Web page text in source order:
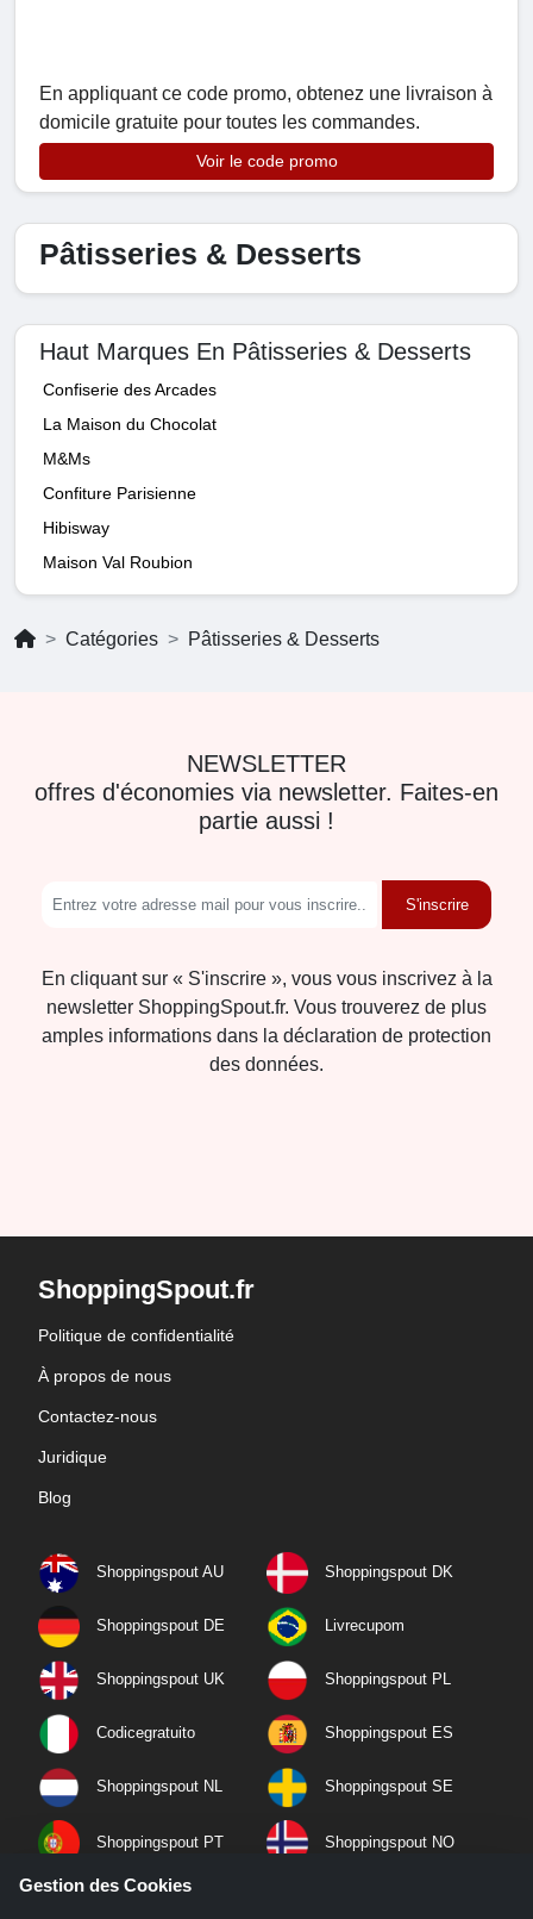
En appliquant ce code promo, obtenez une livraison à
domicile gratuite pour toutes les commandes.
Voir le code promo
Pâtisseries & Desserts
Haut Marques En Pâtisseries & Desserts
Confiserie des Arcades
La Maison du Chocolat
M&Ms
Confiture Parisienne
Hibisway
Maison Val Roubion
Catégories Pâtisseries & Desserts
NEWSLETTER
offres d'économies via newsletter. Faites-en
partie aussi !
S'inscrire
En cliquant sur « S'inscrire », vous vous inscrivez à la
newsletter ShoppingSpout.fr. Vous trouverez de plus
amples informations dans la déclaration de protection
des données.
ShoppingSpout.fr
Politique de confidentialité
À propos de nous
Contactez-nous
Juridique
Blog
Shoppingspout AU Shoppingspout DK
Shoppingspout DE Livrecupom
Shoppingspout UK Shoppingspout PL
Codicegratuito Shoppingspout ES
Shoppingspout NL Shoppingspout SE
Shoppingspout PT Shoppingspout NO
Gestion des Cookies